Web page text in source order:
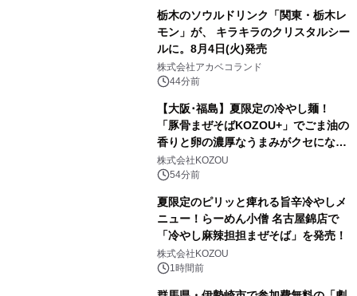
栃木のソウルドリンク「関東・栃木レ
モン」が、 キラキラのクリスタルシー
ルに。8月4日(火)発売
株式会社アカベコランド
44分前
【大阪･福島】夏限定の冷やし麺！
「豚骨まぜそばKOZOU+」でごま油の
香りと卵の濃厚なうまみがクセになる
「冷やしネギ玉」を発売！
株式会社KOZOU
54分前
夏限定のピリッと痺れる旨辛冷やしメ
ニュー！らーめん小僧 名古屋錦店で
「冷やし麻辣担担まぜそば」を発売！
株式会社KOZOU
1時間前